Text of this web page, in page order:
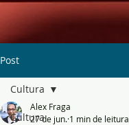
Post
Cultura
Cultura
Alex Fraga
27 de jun. 1 min de leitura